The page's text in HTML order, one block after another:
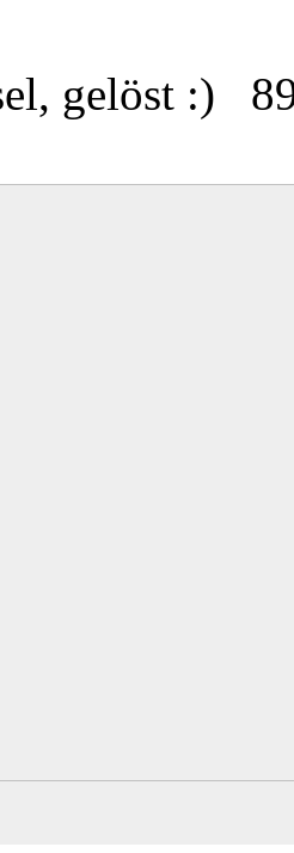
gelöst :) 8